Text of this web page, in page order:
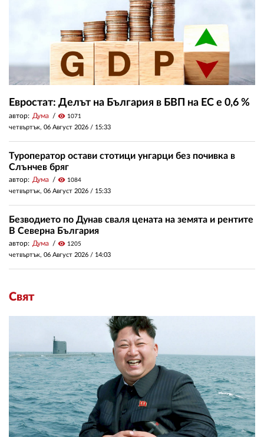
Евростат: Делът на България в БВП на ЕС е 0,6 %
автор: Дума visibility 1071
четвъртък, 06 Август 2026 / 15:33
Туроператор остави стотици унгарци без почивка в
Слънчев бряг
автор: Дума visibility 1084
четвъртък, 06 Август 2026 / 15:33
Безводието по Дунав сваля цената на земята и рентите
В Северна България
автор: Дума visibility 1205
четвъртък, 06 Август 2026 / 14:03
Свят